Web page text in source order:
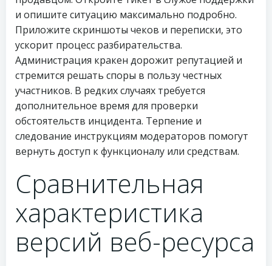
и опишите ситуацию максимально подробно.
Приложите скриншоты чеков и переписки, это
ускорит процесс разбирательства.
Администрация кракен дорожит репутацией и
стремится решать споры в пользу честных
участников. В редких случаях требуется
дополнительное время для проверки
обстоятельств инцидента. Терпение и
следование инструкциям модераторов помогут
вернуть доступ к функционалу или средствам.
Сравнительная
характеристика
версий веб-ресурса